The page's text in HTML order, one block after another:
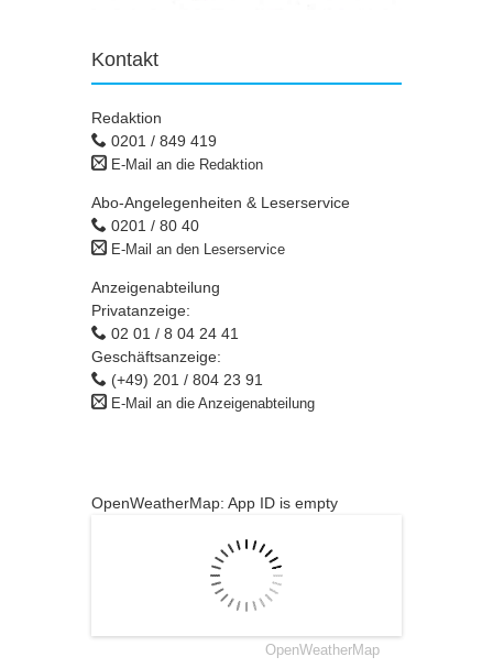
Kontakt
Redaktion
0201 / 849 419
E-Mail an die Redaktion
Abo-Angelegenheiten & Leserservice
0201 / 80 40
E-Mail an den Leserservice
Anzeigenabteilung
Privatanzeige:
02 01 / 8 04 24 41
Geschäftsanzeige:
(+49) 201 / 804 23 91
E-Mail an die Anzeigenabteilung
OpenWeatherMap: App ID is empty
OpenWeatherMap